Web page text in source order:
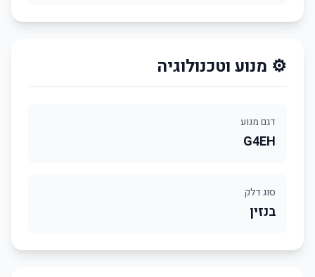
⚙️ מנוע וטכנולוגיה
דגם מנוע
G4EH
סוג דלק
בנזין